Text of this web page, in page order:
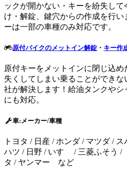
ックが開かない・キーを紛失し
け・解錠、鍵穴からの作成を行い
ーは一部の車種のみ対応です。
原付バイクのメットイン解錠 ・ キー作
原付キーをメットインに閉じ込
失くしてしまい乗ることができ
社が解決します！給油タンクや
にも対応。
車:メーカー/車種
トヨタ / 日産 / ホンダ / マツダ /
ハツ / 日野 / いすゞ / 三菱ふそう
タ / ヤンマー など